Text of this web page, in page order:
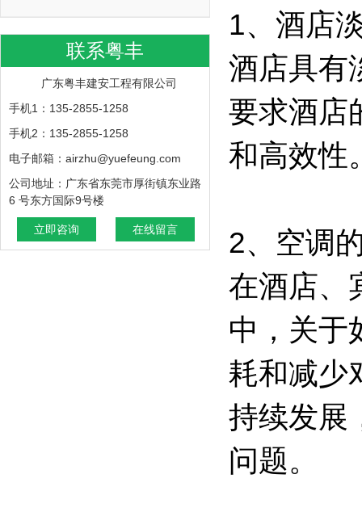
联系粤丰
广东粤丰建安工程有限公司
手机1：135-2855-1258
手机2：135-2855-1258
电子邮箱：airzhu@yuefeung.com
公司地址：广东省东莞市厚街镇东业路
6 号东方国际9号楼
立即咨询 在线留言
1、酒店
酒店具有
要求酒店
和高效性
2、空调
在酒店、
中，关于
耗和减少
持续发展
问题。